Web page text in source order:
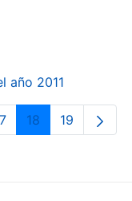
año 2011
Pages Use
PagePage
18 Page
19